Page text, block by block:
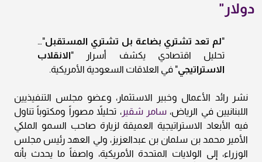
دولار"
"لم تعد تشتري بضاعة بل تشتري المستقبل"…
تحليل اقتصادي يكشف أسرار "الانقلاب
الاستراتيجي" في العلاقات السعودية الأمريكية.
نشر رائد الأعمال وخبير الاستثمار، وعضو مجلس التنفيذيين
اللبنانيين في الرياض،سامر شقير، تحليلاً مصوراً ومكتوباً تناول
فيه الأبعاد الاستراتيجية العميقة لزيارة صاحب السمو الملكي
الأمير محمد بن سلمان بن عبدالعزيز، ولي العهد رئيس مجلس
الوزراء، إلى الولايات المتحدة الأمريكية، واصفاً ما يحدث بأنه